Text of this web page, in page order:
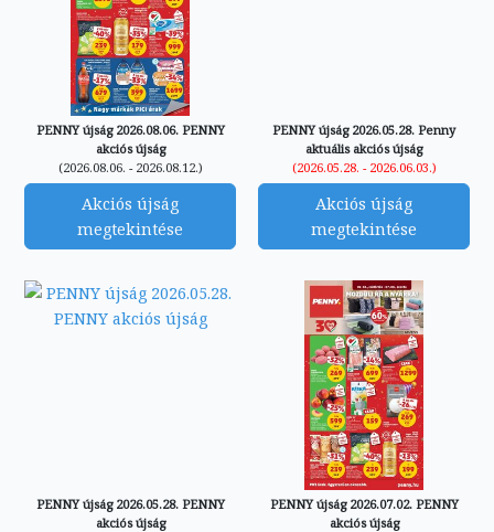
PENNY újság 2026.08.06. PENNY
akciós újság
(2026.08.06. - 2026.08.12.)
Akciós újság
megtekintése
PENNY újság 2026.05.28. Penny
aktuális akciós újság
(2026.05.28. - 2026.06.03.)
Akciós újság
megtekintése
PENNY újság 2026.05.28. PENNY
akciós újság
PENNY újság 2026.07.02. PENNY
akciós újság